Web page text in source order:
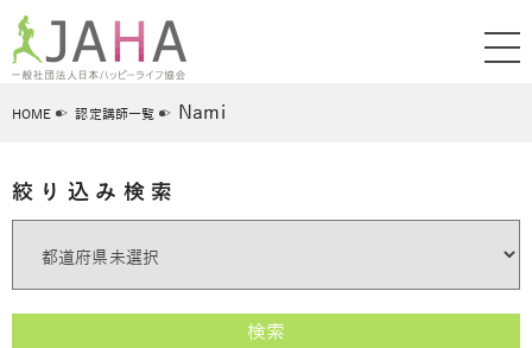
HOME 認定講師一覧 Nami
絞り込み検索
検索